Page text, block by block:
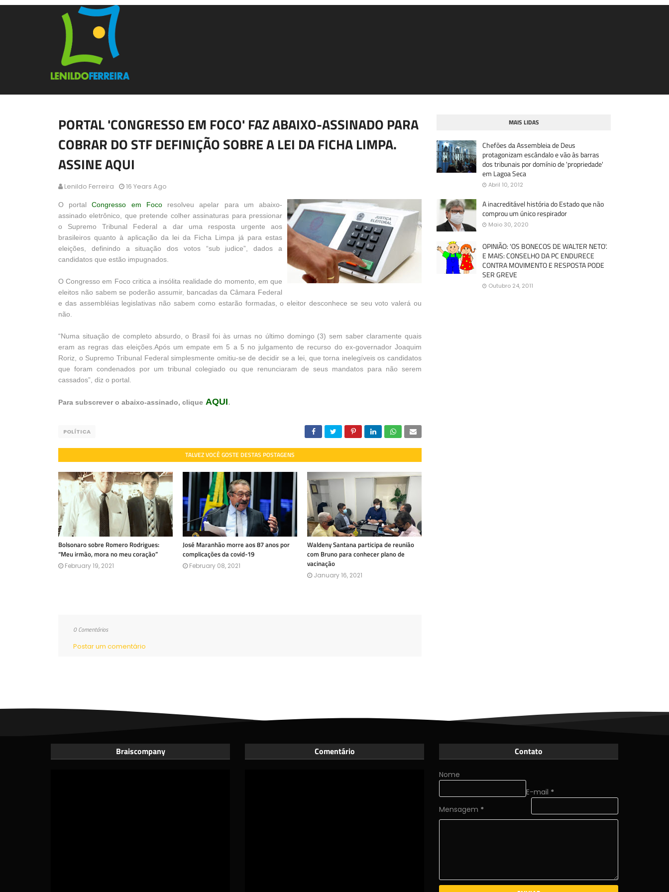
PORTAL 'CONGRESSO EM FOCO' FAZ ABAIXO-ASSINADO PARA
COBRAR DO STF DEFINIÇÃO SOBRE A LEI DA FICHA LIMPA.
ASSINE AQUI
Lenildo Ferreira 16 Years Ago
O portalCongresso em Focoresolveu apelar para um abaixo-
assinado eletrônico, que pretende colher assinaturas para pressionar
o Supremo Tribunal Federal a dar uma resposta urgente aos
brasileiros quanto à aplicação da lei da Ficha Limpa já para estas
eleições, definindo a situação dos votos “sub judice”, dados a
candidatos que estão impugnados.
O Congresso em Foco critica a insólita realidade do momento, em que
eleitos não sabem se poderão assumir, bancadas da Câmara Federal
e das assembléias legislativas não sabem como estarão formadas, o eleitor desconhece se seu voto valerá ou
não.
“Numa situação de completo absurdo, o Brasil foi às urnas no último domingo (3) sem saber claramente quais
eram as regras das eleições.Após um empate em 5 a 5 no julgamento de recurso do ex-governador Joaquim
Roriz, o Supremo Tribunal Federal simplesmente omitiu-se de decidir se a lei, que torna inelegíveis os candidatos
que foram condenados por um tribunal colegiado ou que renunciaram de seus mandatos para não serem
cassados”, diz o portal.
Para subscrever o abaixo-assinado, clique AQUI.
POLÍTICA
TALVEZ VOCÊ GOSTE DESTAS POSTAGENS
Bolsonaro sobre Romero Rodrigues:
“Meu irmão, mora no meu coração”
February 19, 2021
José Maranhão morre aos 87 anos por
complicações da covid-19
February 08, 2021
Waldeny Santana participa de reunião
com Bruno para conhecer plano de
vacinação
January 16, 2021
0 Comentários
Postar um comentário
MAIS LIDAS
Chefões da Assembleia de Deus
protagonizam escândalo e vão às barras
dos tribunais por domínio de 'propriedade'
em Lagoa Seca
Abril 10, 2012
A inacreditável história do Estado que não
comprou um único respirador
Maio 30, 2020
OPINIÃO: 'OS BONECOS DE WALTER NETO'.
E MAIS: CONSELHO DA PC ENDURECE
CONTRA MOVIMENTO E RESPOSTA PODE
SER GREVE
Outubro 24, 2011
Braiscompany Comentário Contato
Nome
E-mail *
Mensagem *